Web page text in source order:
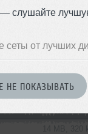
— слушайте
сеты от лучших
НЕ ПОКАЗЫВАТЬ
15 MB, 320